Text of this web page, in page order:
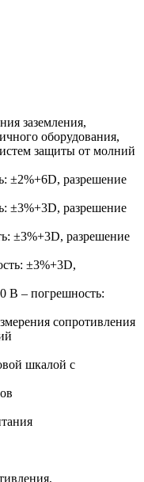
заземления,
оборудования,
защиты от молний
±2%+6D, разрешение
±3%+3D, разрешение
±3%+3D, разрешение
±3%+3D,
В – погрешность:
сопротивления
шкалой с